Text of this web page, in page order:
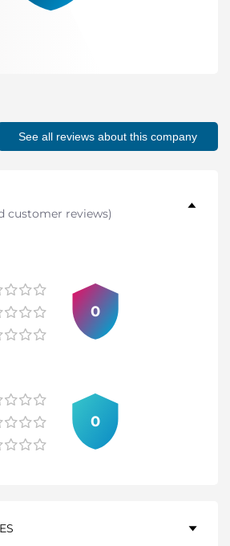
See all reviews about this company
customer reviews)
0
0